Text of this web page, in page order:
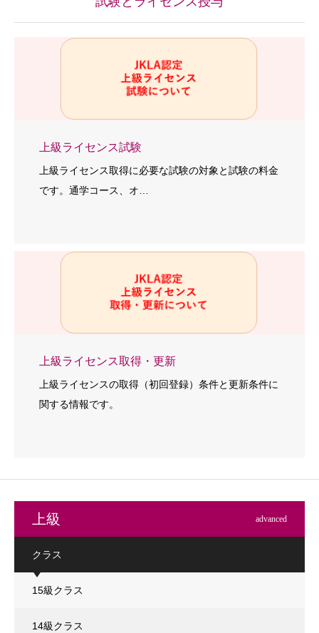
上級ライセンス試験
上級ライセンス取得に必要な試験の対象と試験の料金
です。通学コース、オ…
上級ライセンス取得・更新
上級ライセンスの取得（初回登録）条件と更新条件に
関する情報です。
上級 advanced
クラス
15級クラス
14級クラス